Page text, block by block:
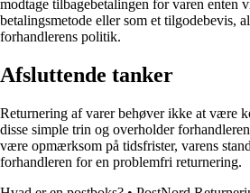
modtage tilbagebetalingen for varen enten
betalingsmetode eller som et tilgodebevis,
forhandlerens politik.
Afsluttende tanker
Returnering af varer behøver ikke at være
disse simple trin og overholder
være opmærksom på tidsfrister, varens
forhandleren for en problemfri returnering.